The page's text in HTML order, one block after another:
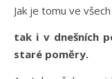
Jak je tomu ve
tak i v dnešních
staré poměry.